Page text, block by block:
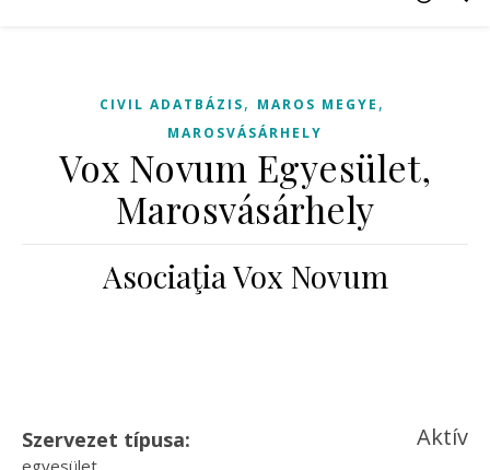
CIVIL ADATBÁZIS, MAROS MEGYE ,
MAROSVÁSÁRHELY
Vox Novum Egyesület,
Marosvásárhely
Asociaţia Vox Novum
Szervezet típusa:
egyesület
Aktív